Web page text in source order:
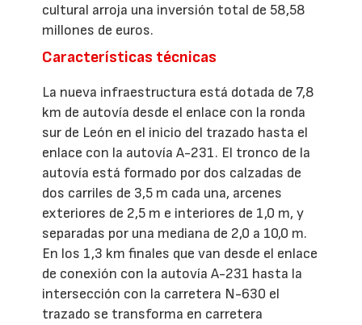
cultural arroja una inversión total de 58,58
millones de euros.
Características técnicas
La nueva infraestructura está dotada de 7,8
km de autovía desde el enlace con la ronda
sur de León en el inicio del trazado hasta el
enlace con la autovía A-231. El tronco de la
autovía está formado por dos calzadas de
dos carriles de 3,5 m cada una, arcenes
exteriores de 2,5 m e interiores de 1,0 m, y
separadas por una mediana de 2,0 a 10,0 m.
En los 1,3 km finales que van desde el enlace
de conexión con la autovía A-231 hasta la
intersección con la carretera N-630 el
trazado se transforma en carretera